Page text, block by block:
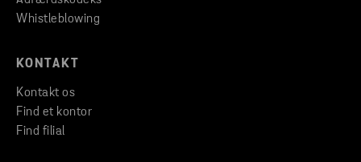
Whistleblowing
KONTAKT
Kontakt os
Find et kontor
Find filial